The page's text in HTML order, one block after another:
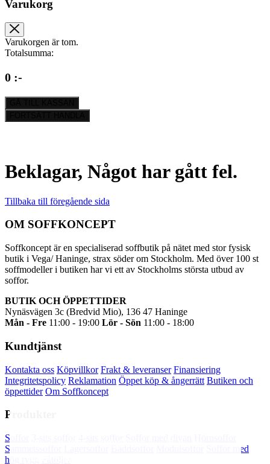
Varukorg
Varukorgen är tom.
Totalsumma:
0 :-
Beklagar, Något har gått fel.
Tillbaka till föregående sida
OM SOFFKONCEPT
Soffkoncept är en specialiserad soffbutik på nätet med stor fysisk
butik i Vega/ Haninge, strax söder om Stockholm. Med över 100 st
soffmodeller i butiken har vi ett av Stockholms största utbud av
soffor.
BUTIK OCH ÖPPETTIDER
Nynäsvägen 3c (Bredvid Mio), 136 47 Haninge
Mån - Fre 11:00 - 19:00 Lör - Sön 11:00 - 18:00
Kundtjänst
Kontakta oss Köpvillkor Frakt & leveranser Finansiering
Integritetspolicy Reklamation Öppet köp & ångerrätt Butiken och
öppettider Om Soffkoncept
Produkter
Soffor
Sammetssoffor
Soffor med
hög rygg